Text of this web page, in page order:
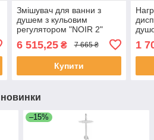
Змішувач для ванни з
душем з кульовим
регулятором "NOIR 2"
6 515,25₴ 7 665 ₴
Купити
1
новинки
–15%